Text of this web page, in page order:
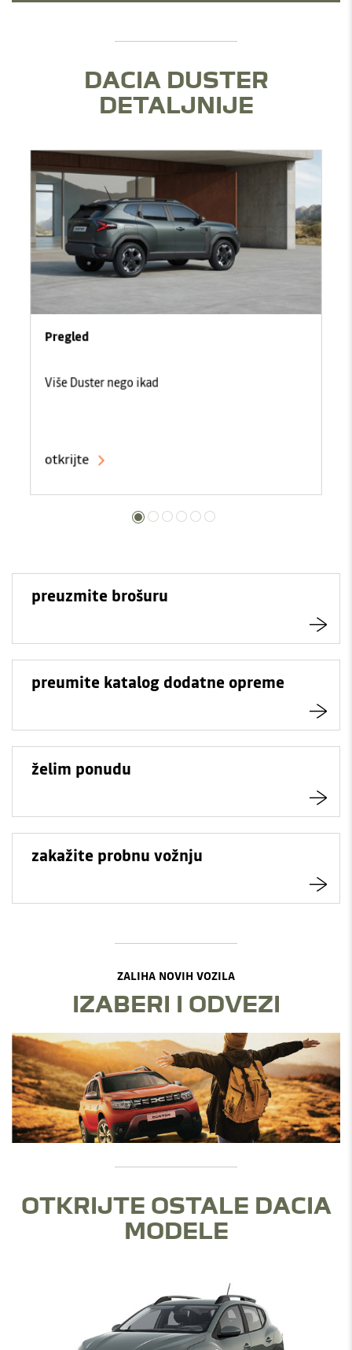
DACIA DUSTER
DETALJNIJE
Pregled
Više Duster nego ikad
otkrijte
preuzmite brošuru
preumite katalog dodatne opreme
želim ponudu
zakažite probnu vožnju
ZALIHA NOVIH VOZILA
IZABERI I ODVEZI
OTKRIJTE OSTALE DACIA
MODELE